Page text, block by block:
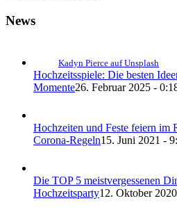
News
Kadyn Pierce auf Unsplash
Hochzeitsspiele: Die besten
Momente26. Februar 2025 -
Hochzeiten und Feste feiern im
Corona-Regeln15. Juni 2021 -
Die TOP 5 meistvergessenen
Hochzeitsparty12. Oktober